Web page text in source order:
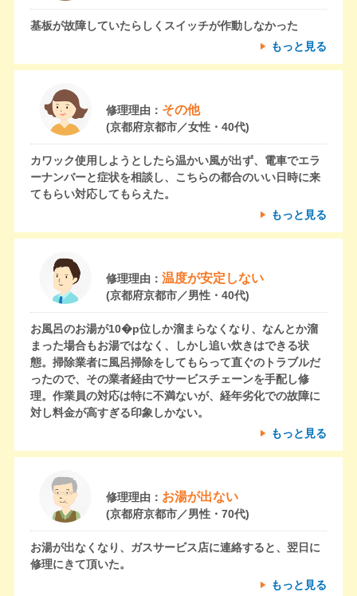
基板が故障していたらしくスイッチが作動しなかった
もっと見る
修理理由： その他
(京都府京都市／女性・40代)
カワック使用しようとしたら温かい風が出ず、電車でエラ
ーナンバーと症状を相談し、こちらの都合のいい日時に来
てもらい対応してもらえた。
もっと見る
修理理由： 温度が安定しない
(京都府京都市／男性・40代)
お風呂のお湯が10�p位しか溜まらなくなり、なんとか溜
まった場合もお湯ではなく、しかし追い炊きはできる状
態。掃除業者に風呂掃除をしてもらって直ぐのトラブルだ
ったので、その業者経由でサービスチェーンを手配し修
理。作業員の対応は特に不満ないが、経年劣化での故障に
対し料金が高すぎる印象しかない。
もっと見る
修理理由： お湯が出ない
(京都府京都市／男性・70代)
お湯が出なくなり、ガスサービス店に連絡すると、翌日に
修理にきて頂いた。
もっと見る